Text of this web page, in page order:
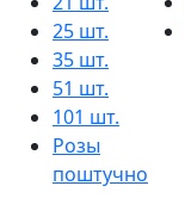
25 шт.
35 шт.
51 шт.
101 шт.
Розы
поштучно